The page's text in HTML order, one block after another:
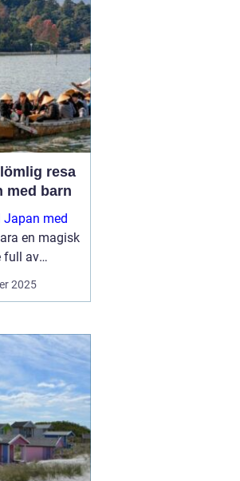
resa
med barn
Japan med
en magisk
full av
upptäckter.
på en unik
2025